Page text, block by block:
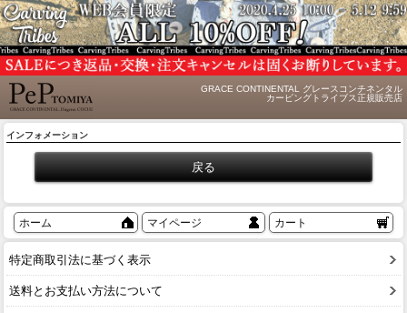
GRACE CONTINENTAL グレースコンチネンタル
カービングトライブス正規販売店
インフォメーション
ホーム マイページ カート
特定商取引法に基づく表示
送料とお支払い方法について